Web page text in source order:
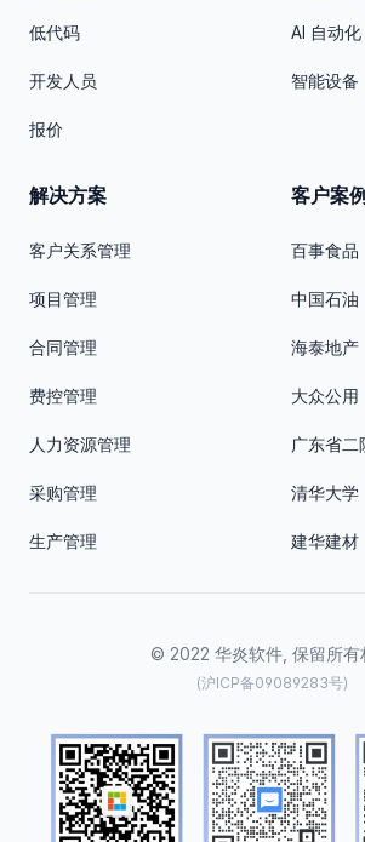
低代码
开发人员
报价
AI 自动化
智能设备
解决方案
客户关系管理
项目管理
合同管理
费控管理
人力资源管理
采购管理
生产管理
客户案
百事食品
中国石油
海泰地产
大众公用
广东省二
清华大学
建华建材
© 2022 华炎软件, 保留所有
(沪ICP备09089283号)